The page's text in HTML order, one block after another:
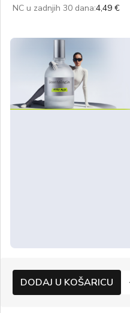
NC u zadnjih 30 dana:4,49 €
DODAJ U KOŠARICU